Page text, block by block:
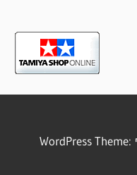
WordPress